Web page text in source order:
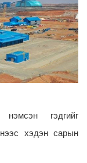
гэдгийг
хэдэн сарын